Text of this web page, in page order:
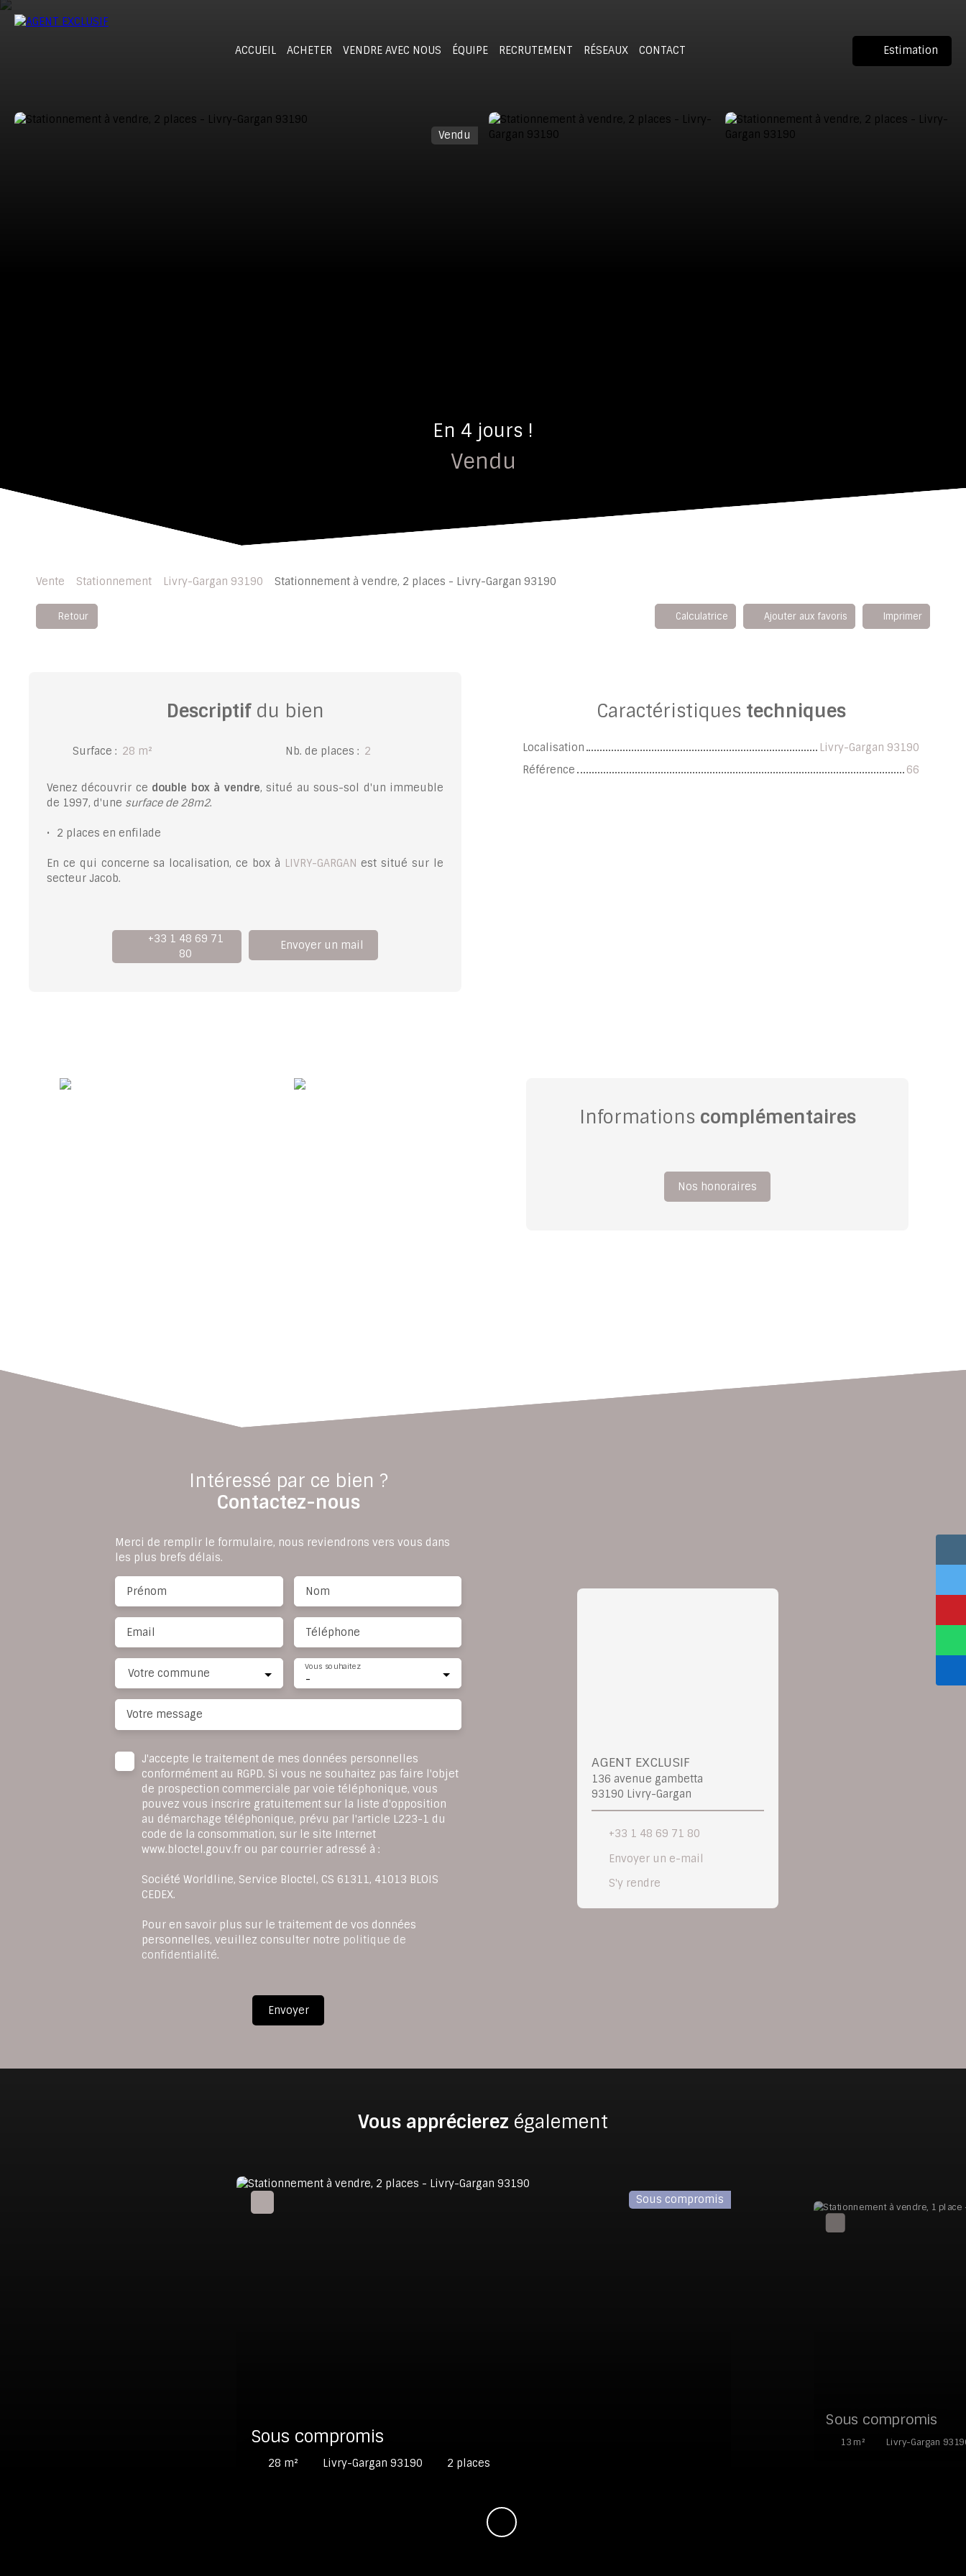
ACCUEIL ACHETER VENDRE AVEC NOUS ÉQUIPE RECRUTEMENT RÉSEAUX CONTACT Estimation
Vendu
En 4 jours !
Vendu
Vente Stationnement Livry-Gargan 93190 Stationnement à vendre, 2 places - Livry-Gargan 93190
Retour Calculatrice Ajouter aux favoris Imprimer
Descriptifdu bien
Surface : 28 m² Nb. de places : 2
Venez découvrir ce double box à vendre, situé au sous-sol d'un immeuble
de 1997, d'une surface de 28m2.
2 places en enfilade
En ce qui concerne sa localisation, ce box à LIVRY-GARGAN est situé sur le
secteur Jacob.
+33 1 48 69 71
80
Envoyer un mail
Caractéristiques techniques
Localisation
Livry-Gargan 93190
Référence
66
Informations complémentaires
Nos honoraires
Intéressé par ce bien ?
Contactez-nous
Merci de remplir le formulaire, nous reviendrons vers vous dans
les plus brefs délais.
Prénom Nom
Email Téléphone
Votre commune -
Vous souhaitez
Votre message
J'accepte le traitement de mes données personnelles
conformément au RGPD. Si vous ne souhaitez pas faire l'objet
de prospection commerciale par voie téléphonique, vous
pouvez vous inscrire gratuitement sur la liste d'opposition
au démarchage téléphonique, prévu par l'article L223-1 du
code de la consommation, sur le site Internet
www.bloctel.gouv.fr ou par courrier adressé à :
Société Worldline, Service Bloctel, CS 61311, 41013 BLOIS
CEDEX.
Pour en savoir plus sur le traitement de vos données
personnelles, veuillez consulter notre politique de
confidentialité.
Envoyer
AGENT EXCLUSIF
136 avenue gambetta
93190 Livry-Gargan
+33 1 48 69 71 80
Envoyer un e-mail
S'y rendre
Vous apprécierez également
Sous compromis
28 m² Livry-Gargan 93190 2 places
Sous compromis
Sous compromis
13 m² Livry-Gargan